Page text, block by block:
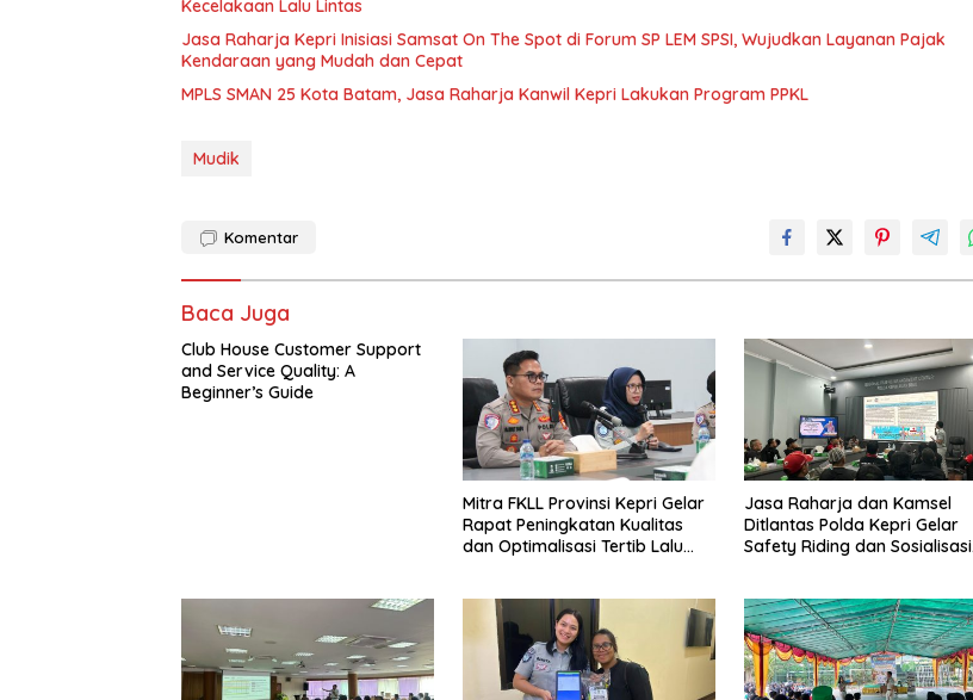
Kecelakaan Lalu Lintas
Jasa Raharja Kepri Inisiasi Samsat On The Spot di Forum SP LEM SPSI, Wujudkan Layanan Pajak
Kendaraan yang Mudah dan Cepat
MPLS SMAN 25 Kota Batam, Jasa Raharja Kanwil Kepri Lakukan Program PPKL
Mudik
Komentar
Baca Juga
Club House Customer Support
and Service Quality: A
Beginner’s Guide
Mitra FKLL Provinsi Kepri Gelar
Rapat Peningkatan Kualitas
dan Optimalisasi Tertib Lalu
Jasa Raharja dan Kamsel
Ditlantas Polda Kepri Gelar
Safety Riding dan Sosialisasi